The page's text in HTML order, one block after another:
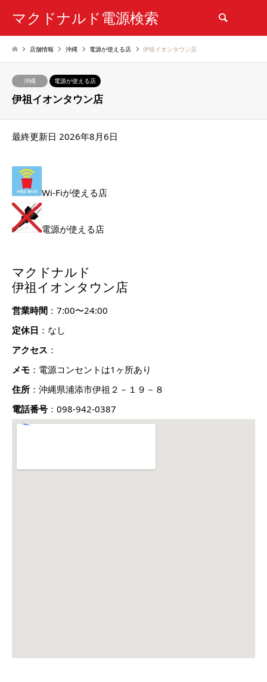
マクドナルド電源検索
店舗情報 沖縄 電源が使える店 伊祖イオンタウン店
沖縄 電源が使える店
伊祖イオンタウン店
最終更新日 2026年8月6日
Wi-Fiが使える店
電源が使える店
マクドナルド
伊祖イオンタウン店
営業時間 ：7:00〜24:00
定休日 ：なし
アクセス ：
メモ ：電源コンセントは1ヶ所あり
住所 ：沖縄県浦添市伊祖２－１９－８
電話番号 ：098-942-0387